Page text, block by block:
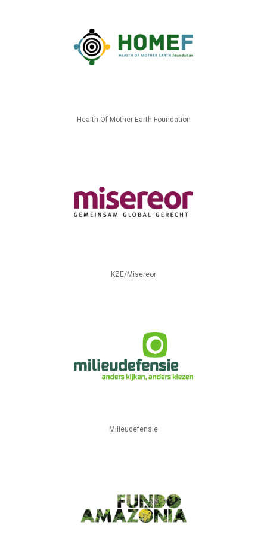
Health Of Mother Earth Foundation
KZE/Misereor
Milieudefensie